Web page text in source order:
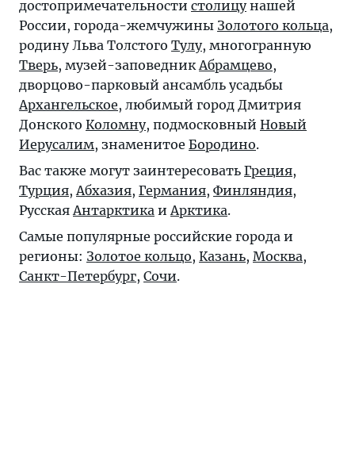
достопримечательности столицунашей
России, города-жемчужины Золотого кольца,
родину Льва Толстого Тулу, многогранную
Тверь, музей-заповедник Абрамцево,
дворцово-парковый ансамбль усадьбы
Архангельское, любимый город Дмитрия
Донского Коломну, подмосковный Новый
Иерусалим, знаменитое Бородино.
Вас также могут заинтересовать Греция,
Турция, Абхазия, Германия, Финляндия,
Русская Антарктика и Арктика.
Самые популярные российские города и
регионы: Золотое кольцо, Казань, Москва,
Санкт-Петербург, Сочи.